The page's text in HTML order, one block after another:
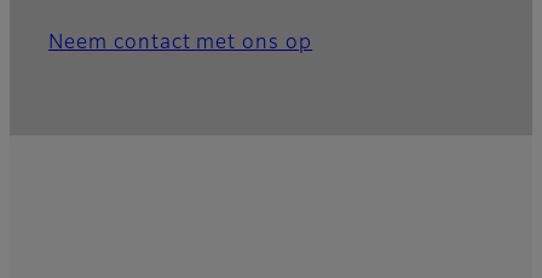
Neem contact met ons op